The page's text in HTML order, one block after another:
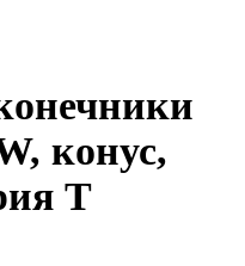
конус,
T